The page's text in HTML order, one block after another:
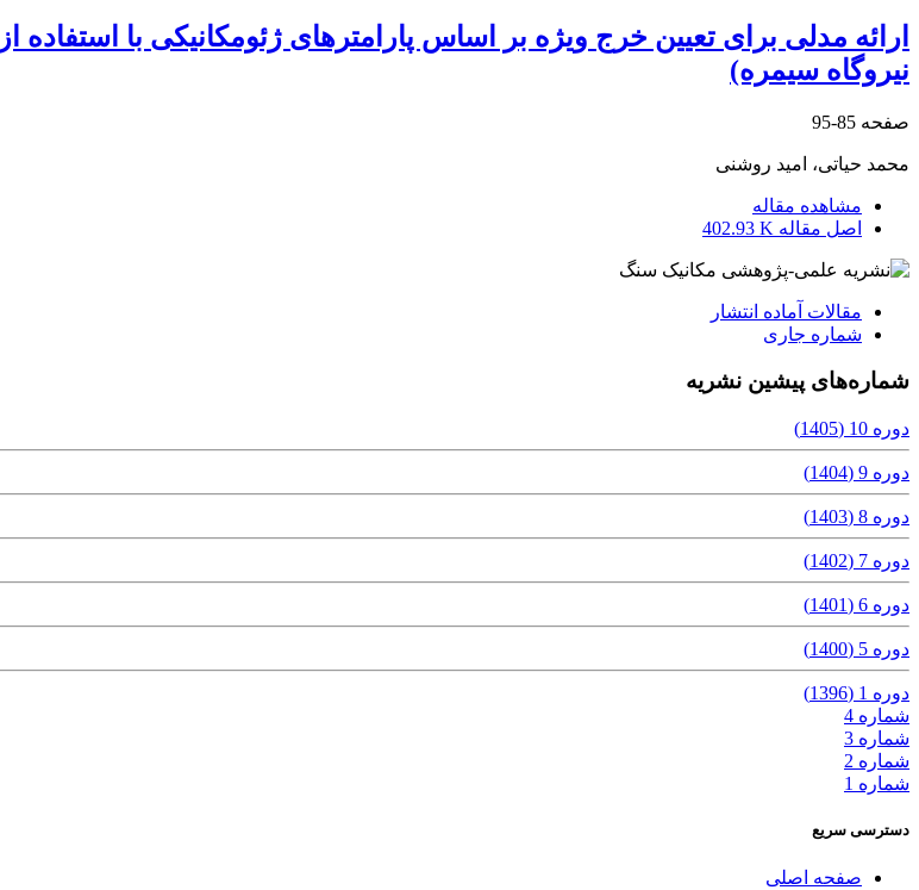
ارائه مدلی برای تعیین خرج ویژه بر اساس پارامترهای ژئومکانیکی با
نیروگاه سیمره)
صفحه 85-95
محمد حیاتی، امید روشنی
مشاهده مقاله
اصل مقاله 402.93 K
مقالات آماده انتشار
شماره جاری
شماره‌های پیشین نشریه
دوره 10 (1405)
دوره 9 (1404)
دوره 8 (1403)
دوره 7 (1402)
دوره 6 (1401)
دوره 5 (1400)
دوره 1 (1396)
شماره 4
شماره 3
شماره 2
شماره 1
دسترسی سریع
صفحه اصلی